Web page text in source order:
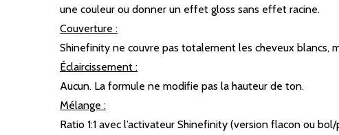
une couleur ou donner un effet gloss sans effet racine.
Couverture :
Shinefinity ne couvre pas totalement les cheveux
Éclaircissement :
Aucun. La formule ne modifie pas la hauteur de ton.
Mélange :
Ratio 1:1 avec l’activateur Shinefinity (version flacon ou